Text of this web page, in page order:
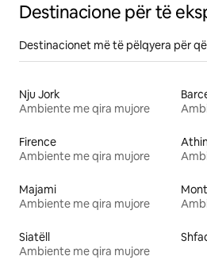
Destinacione për të
Destinacionet më të pëlqyera për
Nju Jork
Ambiente me qira mujore
Firence
Ambiente me qira mujore
Majami
Ambiente me qira mujore
Siatëll
Ambiente me qira mujore